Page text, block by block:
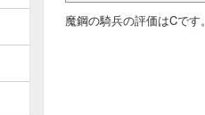
魔鋼の騎兵の評価はCです。